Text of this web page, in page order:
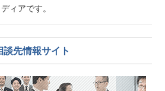
ィアです。
談先情報サイト